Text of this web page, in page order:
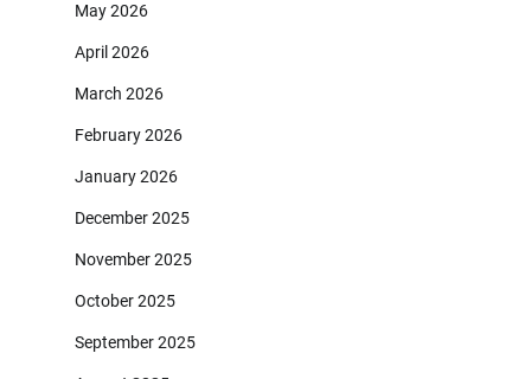
May 2026
April 2026
March 2026
February 2026
January 2026
December 2025
November 2025
October 2025
September 2025